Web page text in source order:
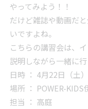
やってみよう！！
だけど雑誌や動画だ
いですよね。
こちらの講習会は、
説明しながら一緒に行
日時 ： 4月22日（土
場所 ： POWER-KIDS
担当 ： 高庭